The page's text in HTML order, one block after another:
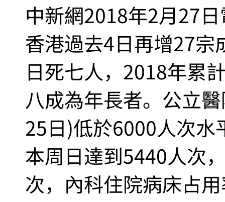
中新網2018年2月27
香港過去4日再增27宗
日死七人，2018年累
八成為年長者。公立
25日)低於6000人次
本周日達到5440人次
次，內科住院病床占